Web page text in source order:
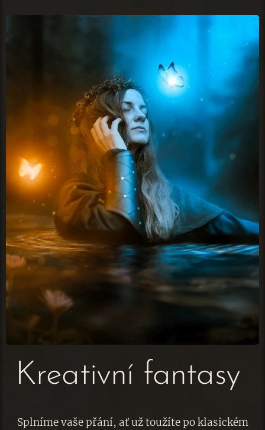
Kreativní fantasy
Splníme vaše přání, ať už toužíte po klasickém